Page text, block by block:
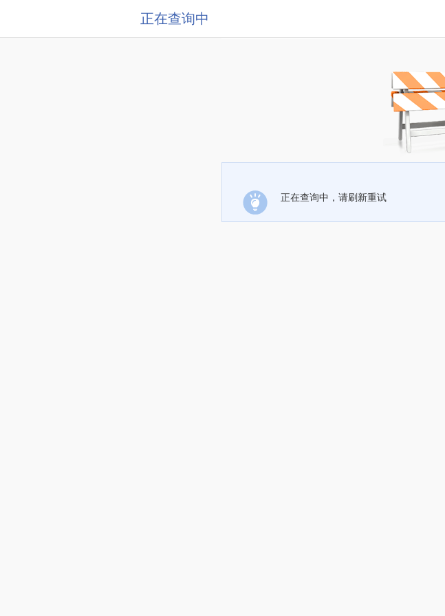
正在查询中
正在查询中，请刷新重试